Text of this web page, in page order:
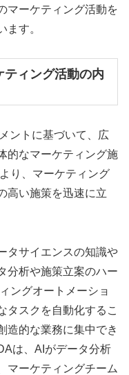
マーケティング活動を
ます。
ィング活動の内
ントに基づいて、広
的なマーケティング施
り、マーケティング
高い施策を迅速に立
タサイエンスの知識や
分析や施策立案のハー
ングオートメーショ
タスクを自動化するこ
造的な業務に集中でき
は、AIがデータ分析
マーケティングチーム